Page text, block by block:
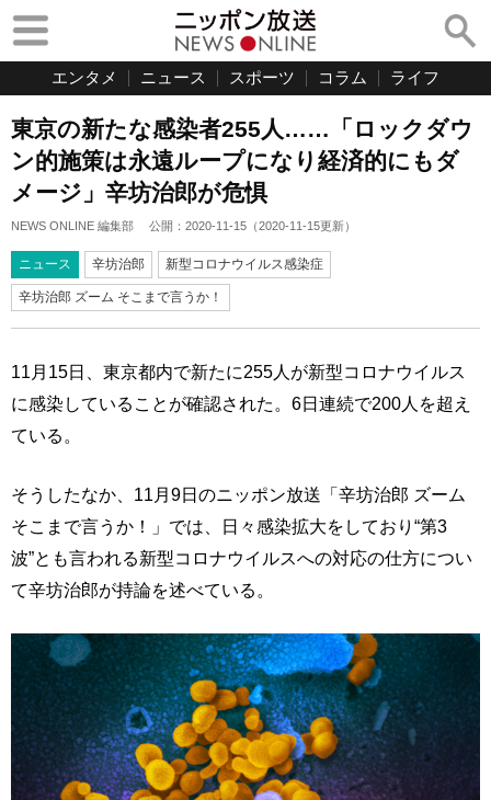
エンタメ ニュース スポーツ コラム ライフ
東京の新たな感染者255人……「ロックダウ
ン的施策は永遠ループになり経済的にもダ
メージ」辛坊治郎が危惧
NEWS ONLINE 編集部 公開： 2020-11-15 （2020-11-15更新）
ニュース 辛坊治郎 新型コロナウイルス感染症
辛坊治郎 ズーム そこまで言うか！
11月15日、東京都内で新たに255人が新型コロナウイルス
に感染していることが確認された。6日連続で200人を超え
ている。
そうしたなか、11月9日のニッポン放送「辛坊治郎 ズーム
そこまで言うか！」では、日々感染拡大をしており“第3
波”とも言われる新型コロナウイルスへの対応の仕方につい
て辛坊治郎が持論を述べている。